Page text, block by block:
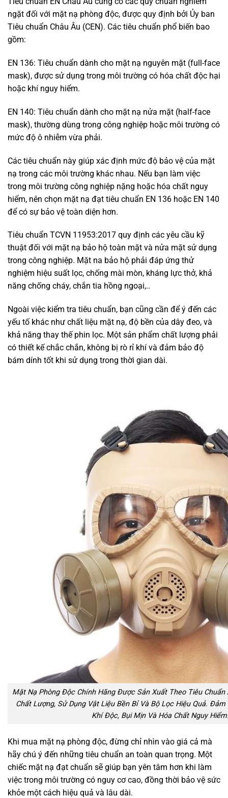
ngặt đối với mặt nạ phòng độc, được quy định bởi Ủy ban
Tiêu chuẩn Châu Âu (CEN). Các tiêu chuẩn phổ biến bao
gồm:
EN 136: Tiêu chuẩn dành cho mặt nạ nguyên mặt (full-face
mask), được sử dụng trong môi trường có hóa chất độc hại
hoặc khí nguy hiểm.
EN 140: Tiêu chuẩn dành cho mặt nạ nửa mặt (half-face
mask), thường dùng trong công nghiệp hoặc môi trường có
mức độ ô nhiễm vừa phải.
Các tiêu chuẩn này giúp xác định mức độ bảo vệ của mặt
nạ trong các môi trường khác nhau. Nếu bạn làm việc
trong môi trường công nghiệp nặng hoặc hóa chất nguy
hiểm, nên chọn mặt nạ đạt tiêu chuẩn EN 136 hoặc EN 140
để có sự bảo vệ toàn diện hơn.
Tiêu chuẩn TCVN 11953:2017 quy định các yêu cầu kỹ
thuật đối với mặt nạ bảo hộ toàn mặt và nửa mặt sử dụng
trong công nghiệp. Mặt na bảo hộ phải đáp ứng thử
nghiệm hiệu suất lọc, chống mài mòn, kháng lực thở, khả
năng chống cháy, chắn tia hồng ngoại,..
Ngoài việc kiểm tra tiêu chuẩn, bạn cũng cần để ý đến các
yếu tố khác như chất liệu mặt nạ, độ bền của dây đeo, và
khả năng thay thế phin lọc. Một sản phẩm chất lượng phải
có thiết kế chắc chắn, không bị rò rỉ khí và đảm bảo độ
bám dính tốt khi sử dụng trong thời gian dài.
Mặt Nạ Phòng Độc Chính Hãng Được Sản Xuất Theo Tiêu Chuẩn
Chất Lượng, Sử Dụng Vật Liệu Bền Bỉ Và Bộ Lọc Hiệu Quả.
Khí Độc, Bụi Mịn Và Hóa Chất Nguy
Khi mua mặt nạ phòng độc, đừng chỉ nhìn vào giá cả mà
hãy chú ý đến những tiêu chuẩn an toàn quan trọng. Một
chiếc mặt nạ đạt chuẩn sẽ giúp bạn yên tâm hơn khi làm
việc trong môi trường có nguy cơ cao, đồng thời bảo vệ sức
khỏe một cách hiệu quả và lâu dài.